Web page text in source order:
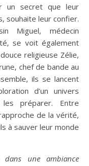
un secret que leur
souhaite leur confier.
Miguel, médecin
se voit également
religieuse Zélie,
chef de bande au
ils se lancent
d’un univers
préparer. Entre
de la vérité,
à sauver leur monde
dans une ambiance